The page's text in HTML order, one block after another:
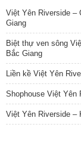
Việt Yên Riverside –
Giang
Biệt thự ven sông
Bắc Giang
Liền kề Việt Yên
Shophouse Việt
Việt Yên Riverside –